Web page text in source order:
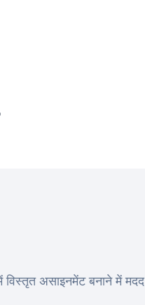
असाइनमेंट बनाने में मदद